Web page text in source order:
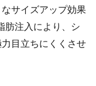
サイズアップ効果
肪注入により、シ
目立ちにくくさせ